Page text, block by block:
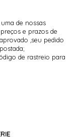
de nossas
e prazos de
,seu pedido
de rastreio para